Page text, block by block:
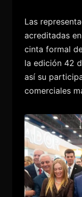
Las
acreditadas
cinta formal
la edición 42
así su
comerciales